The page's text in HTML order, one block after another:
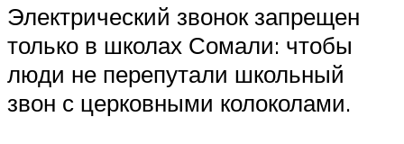
Электрический звонок запрещен
только в школах Сомали: чтобы
люди не перепутали школьный
звон с церковными колоколами.